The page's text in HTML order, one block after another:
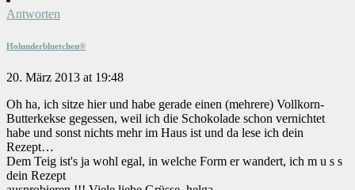
Antworten
Holunderbluetchen®
20. März 2013 at 19:48
Oh ha, ich sitze hier und habe gerade einen (mehrere) Vollkorn-
Butterkekse gegessen, weil ich die Schokolade schon vernichtet
habe und sonst nichts mehr im Haus ist und da lese ich dein
Rezept…
Dem Teig ist's ja wohl egal, in welche Form er wandert, ich m u s s
dein Rezept